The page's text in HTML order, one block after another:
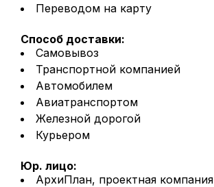
Переводом на карту
Способ доставки:
Самовывоз
Транспортной компанией
Автомобилем
Авиатранспортом
Железной дорогой
Курьером
Юр. лицо:
АрхиПлан, проектная компания